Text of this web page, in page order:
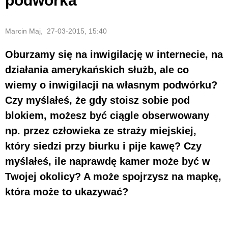
Marcin Maj, 27-03-2015, 15:40
Oburzamy się na inwigilację w internecie, na
działania amerykańskich służb, ale co
wiemy o inwigilacji na własnym podwórku?
Czy myślałeś, że gdy stoisz sobie pod
blokiem, możesz być ciągle obserwowany
np. przez człowieka ze straży miejskiej,
który siedzi przy biurku i pije kawę? Czy
myślałeś, ile naprawdę kamer może być w
Twojej okolicy? A może spojrzysz na mapkę,
która może to ukazywać?